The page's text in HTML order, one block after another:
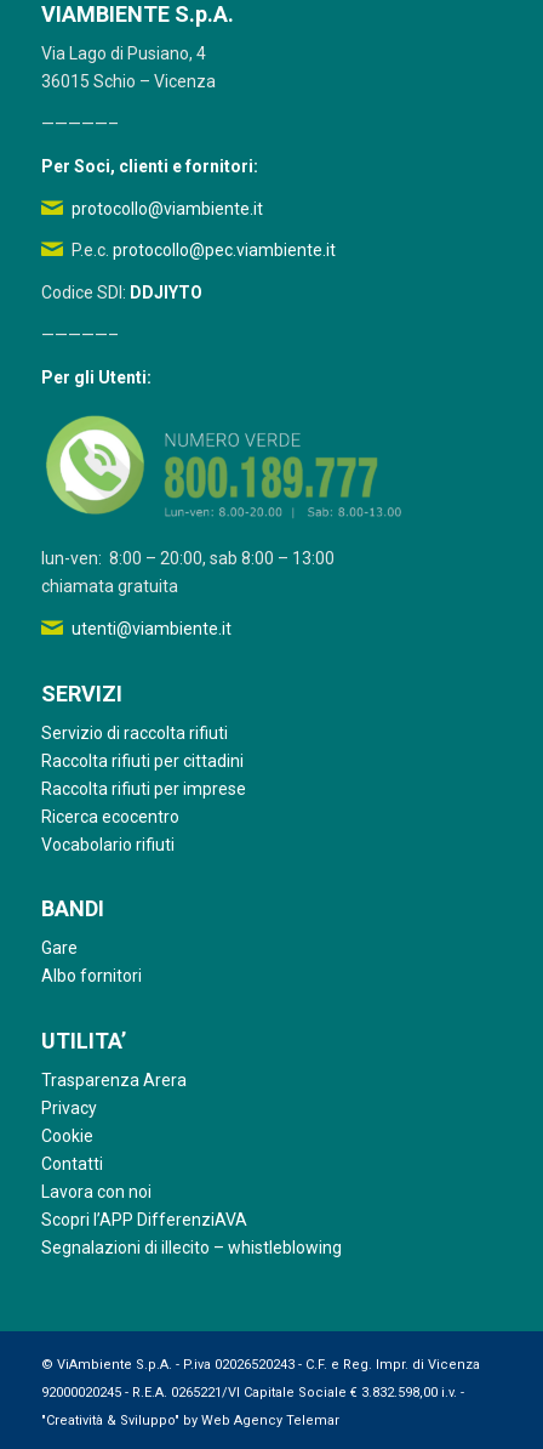
VIAMBIENTE S.p.A.
Via Lago di Pusiano, 4
36015 Schio – Vicenza
—————–
Per Soci, clienti e fornitori:
protocollo@viambiente.it
P.e.c. protocollo@pec.viambiente.it
Codice SDI: DDJIYTO
—————–
Per gli Utenti:
lun-ven: 8:00 – 20:00, sab 8:00 – 13:00
chiamata gratuita
utenti@viambiente.it
SERVIZI
Servizio di raccolta rifiuti
Raccolta rifiuti per cittadini
Raccolta rifiuti per imprese
Ricerca ecocentro
Vocabolario rifiuti
BANDI
Gare
Albo fornitori
UTILITA’
Trasparenza Arera
Privacy
Cookie
Contatti
Lavora con noi
Scopri l’APP DifferenziAVA
Segnalazioni di illecito – whistleblowing
© ViAmbiente S.p.A. - P.iva 02026520243 - C.F. e Reg. Impr. di Vicenza
92000020245 - R.E.A. 0265221/VI Capitale Sociale € 3.832.598,00 i.v. -
"Creatività & Sviluppo" by Web Agency Telemar